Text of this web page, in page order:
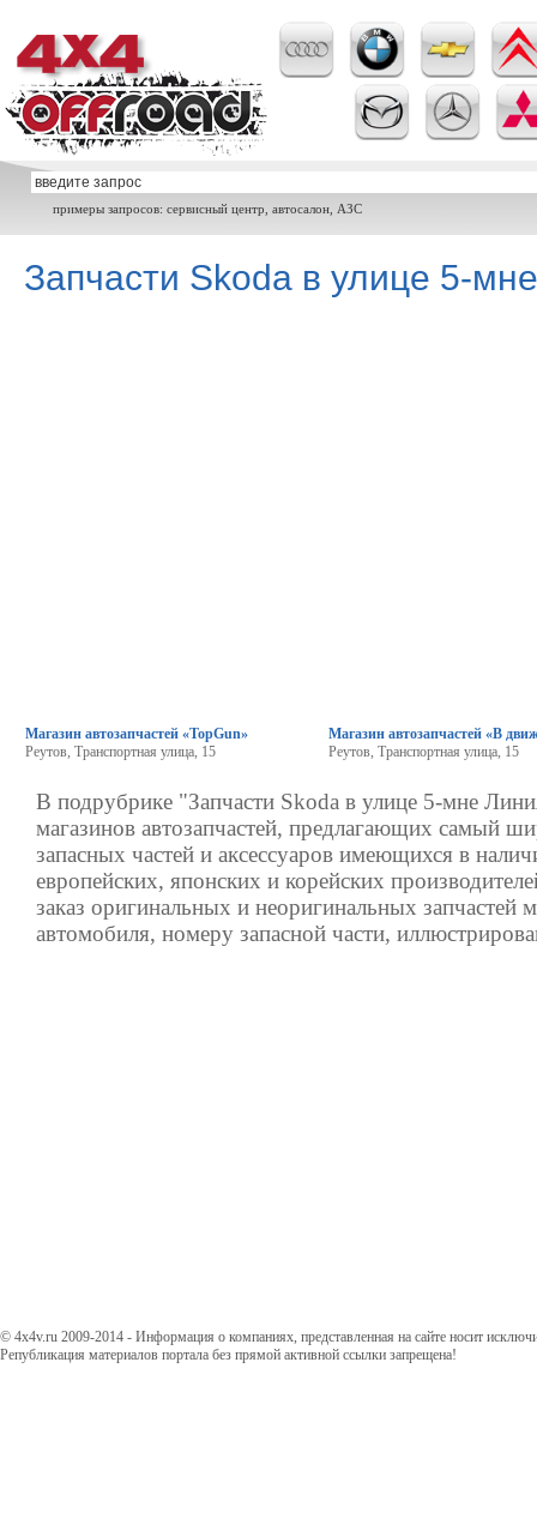
примеры запросов: сервисный центр, автосалон, АЗС
Запчасти Skoda в улице 5-
Магазин автозапчастей «TopGun»
Реутов, Транспортная улица, 15
Магазин автозапчастей «В
Реутов, Транспортная улица, 15
В подрубрике "Запчасти Skoda в улице 5-мне
магазинов автозапчастей, предлагающих самый
запасных частей и аксессуаров имеющихся в
европейских, японских и корейских
заказ оригинальных и неоригинальных
автомобиля, номеру запасной части,
© 4x4v.ru 2009-2014 - Информация о компаниях, представленная на сайте носит
Републикация материалов портала без прямой активной ссылки запрещена!